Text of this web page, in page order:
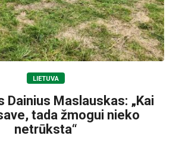
LIETUVA
Dainius Maslauskas: „Kai
tada žmogui nieko
netrūksta“